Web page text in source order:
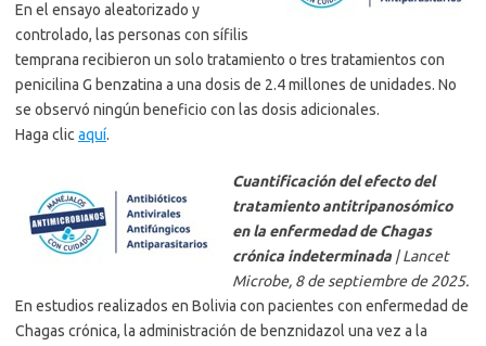
En el ensayo aleatorizado y
controlado, las personas con sífilis
temprana recibieron un solo tratamiento o tres tratamientos con
penicilina G benzatina a una dosis de 2.4 millones de unidades. No
se observó ningún beneficio con las dosis adicionales.
Haga clicaquí.
Cuantificación del efecto del
tratamiento antitripanosómico
en la enfermedad de Chagas
crónica indeterminada | Lancet
Microbe, 8 de septiembre de 2025.
En estudios realizados en Bolivia con pacientes con enfermedad de
Chagas crónica, la administración de benznidazol una vez a la